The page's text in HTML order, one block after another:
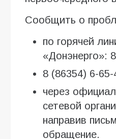
Сообщить о
по горячей
«Донэнерго»:
8 (86354) 6-65-
через
сетевой
направив
обращение.